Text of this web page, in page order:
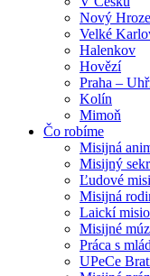
Nový
Velké
Halenkov
Hovězí
Praha –
Kolín
Mimoň
Čo robíme
Misijná
Misijný
Ľudové
Misijná
Laickí
Misijné
Práca s
UPeCe